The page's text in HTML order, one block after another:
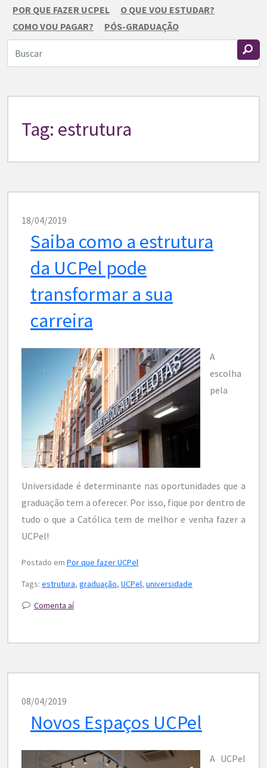
POR QUE FAZER UCPEL
O QUE VOU ESTUDAR?
COMO VOU PAGAR?
PÓS-GRADUAÇÃO
Tag: estrutura
18/04/2019
Saiba como a estrutura
da UCPel pode
transformar a sua
carreira
A
escolha
pela
Universidade é determinante nas oportunidades que a
graduação tem a oferecer. Por isso, fique por dentro de
tudo o que a Católica tem de melhor e venha fazer a
UCPel!
Postado em Por que fazer UCPel
Tags: estrutura, graduação, UCPel, universidade
Comenta aí
08/04/2019
Novos Espaços UCPel
A UCPel